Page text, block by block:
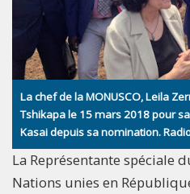
La chef de la MONUSCO, Leila
Tshikapa le 15 mars 2018 pour
Kasai depuis sa nomination.
La Représentante spéciale
Nations unies en